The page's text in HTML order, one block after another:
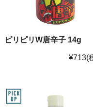
ピリピリW唐辛子 14g
¥713(